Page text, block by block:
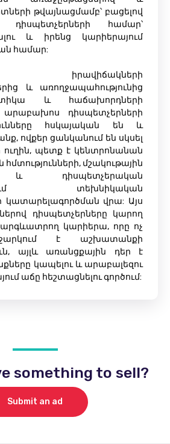
թվայնացմամբ՝ բացելով
դիսպետչերների համար՝
և իրենց կարիերայում
համար:
իրավիճակների
և առողջապահությունից
և հաճախորդների
արաբախոս դիսպետչերների
հսկայական են և
ովքեր ցանկանում են սկսել
ուղին, պետք է կենտրոնանան
հմտությունների, մշակութային
և դիսպետչերական
տեխնիկական
կատարելագործման վրա: Այս
դիսպետչերները կարող
կարիերա, որը ոչ
է աշխատանքի
այլև առանցքային դեր է
կապելու և արաբալեզու
աճը հեշտացնելու գործում:
something to sell?
Submit an ad